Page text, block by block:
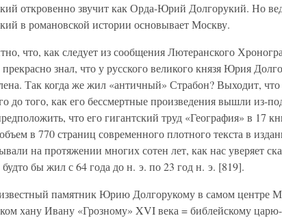
откровенно звучит как Орда-Юрий Долгорукий. Но
в романовской истории основывает Москву.
что, как следует из сообщения Лютеранского
знал, что у русского великого князя Юрия
Так когда же жил «античный» Страбон? Выходит,
до того, как его бессмертные произведения вышли из-
что его гигантский труд «География» в 17
в 770 страниц современного плотного текста в
на протяжении многих сотен лет, как нас уверяет
бы жил с 64 года до н. э. по 23 год н. э. [819].
памятник Юрию Долгорукому в самом центре
хану Ивану «Грозному» XVI века = библейскому